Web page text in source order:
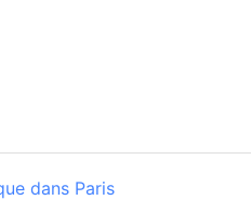
dans Paris